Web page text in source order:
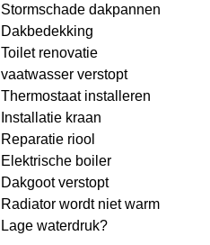
Stormschade dakpannen
Dakbedekking
Toilet renovatie
vaatwasser verstopt
Thermostaat installeren
Installatie kraan
Reparatie riool
Elektrische boiler
Dakgoot verstopt
Radiator wordt niet warm
Lage waterdruk?